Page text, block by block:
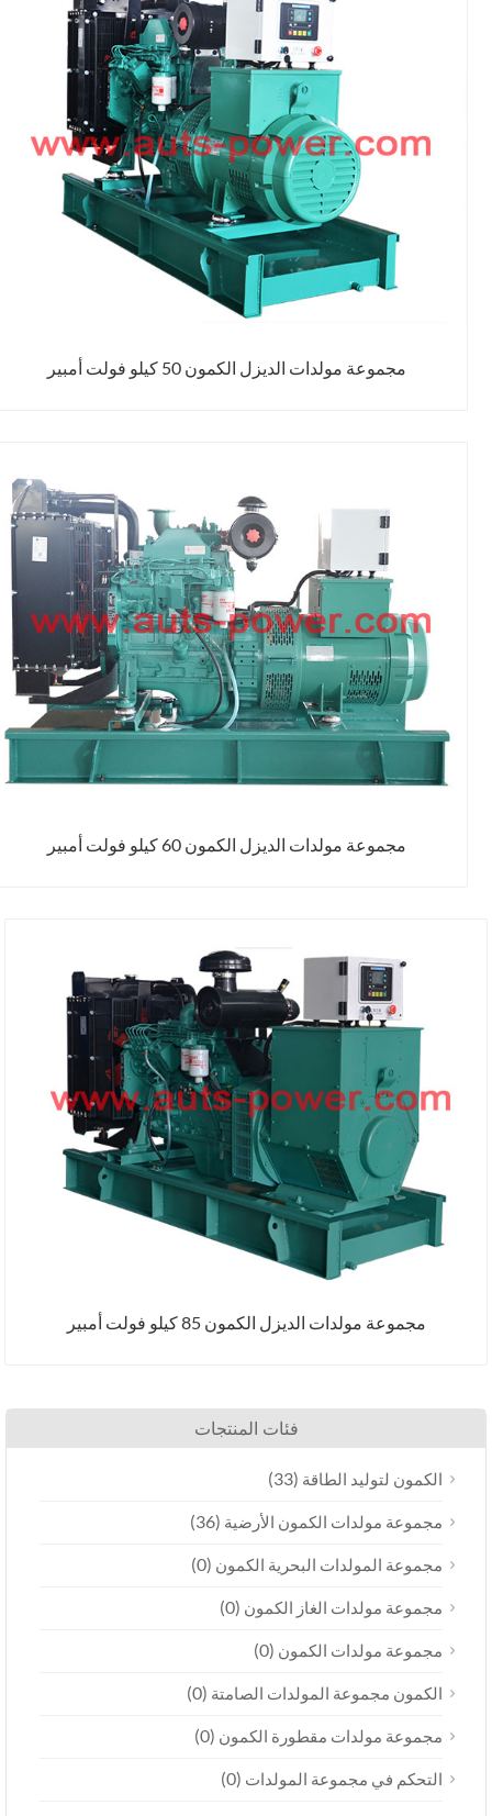
مجموعة مولدات الديزل الكمون 50 كيلو فولت أمبير
مجموعة مولدات الديزل الكمون 60 كيلو فولت أمبير
مجموعة مولدات الديزل الكمون 85 كيلو فولت أمبير
فئات المنتجات
الكمون لتوليد الطاقة (33)
مجموعة مولدات الكمون الأرضية (36)
مجموعة المولدات البحرية الكمون (0)
مجموعة مولدات الغاز الكمون (0)
مجموعة مولدات الكمون (0)
الكمون مجموعة المولدات الصامتة(0)
مجموعة مولدات مقطورة الكمون (0)
التحكم في مجموعة المولدات(0)